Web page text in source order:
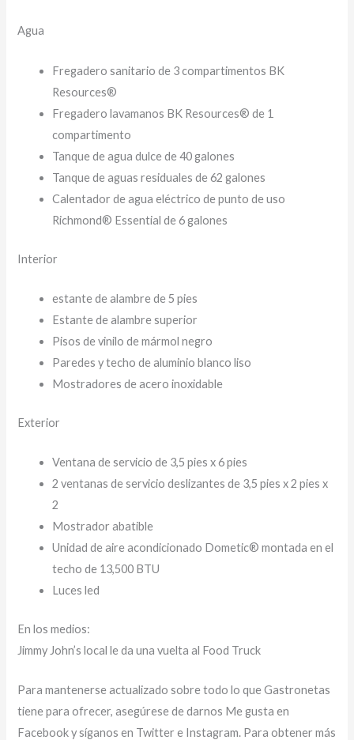
Agua
Fregadero sanitario de 3 compartimentos BK
Resources®
Fregadero lavamanos BK Resources® de 1
compartimento
Tanque de agua dulce de 40 galones
Tanque de aguas residuales de 62 galones
Calentador de agua eléctrico de punto de uso
Richmond® Essential de 6 galones
Interior
estante de alambre de 5 pies
Estante de alambre superior
Pisos de vinilo de mármol negro
Paredes y techo de aluminio blanco liso
Mostradores de acero inoxidable
Exterior
Ventana de servicio de 3,5 pies x 6 pies
2 ventanas de servicio deslizantes de 3,5 pies x 2 pies x
2
Mostrador abatible
Unidad de aire acondicionado Dometic® montada en el
techo de 13,500 BTU
Luces led
En los medios:
Jimmy John’s local le da una vuelta al Food Truck
Para mantenerse actualizado sobre todo lo que Gastronetas
tiene para ofrecer, asegúrese de darnos Me gusta en
Facebook y síganos en Twitter e Instagram. Para obtener más